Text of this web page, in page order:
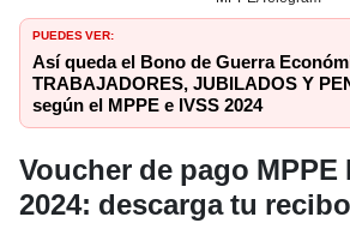
PUEDES VER:
Así queda el Bono de Guerra
TRABAJADORES, JUBILADOS Y
según el MPPE e IVSS 2024
Voucher de pago MPPE
2024: descarga tu